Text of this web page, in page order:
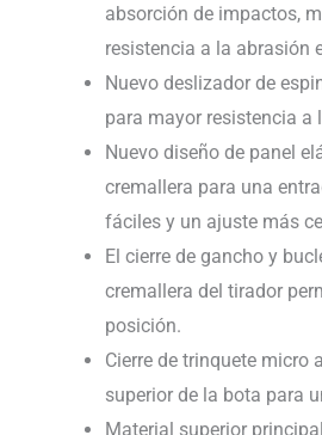
absorción de impactos,
resistencia a la abrasión
Nuevo deslizador de
para mayor resistencia a
Nuevo diseño de panel
cremallera para una
fáciles y un ajuste más
El cierre de gancho y
cremallera del tirador
posición.
Cierre de trinquete micro
superior de la bota para
Material superior